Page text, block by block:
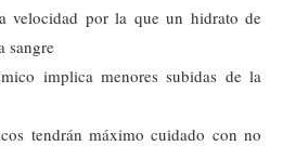
velocidad por la que un hidrato de
sangre
implica menores subidas de la
tendrán máximo cuidado con no